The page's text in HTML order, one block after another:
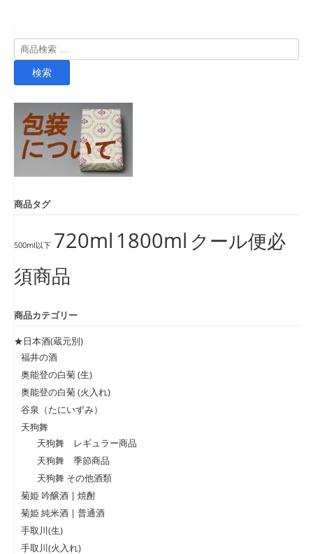
検
索
検索
商品タグ
500ml以下 720ml 1800ml クール便必
須商品
商品カテゴリー
★日本酒(蔵元別)
福井の酒
奥能登の白菊 (生)
奥能登の白菊 (火入れ)
谷泉（たにいずみ）
天狗舞
天狗舞 レギュラー商品
天狗舞 季節商品
天狗舞 その他酒類
菊姫 吟醸酒 | 焼酎
菊姫 純米酒 | 普通酒
手取川(生)
手取川(火入れ)